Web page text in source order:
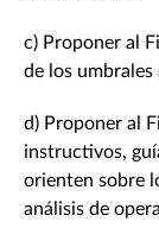
c) Proponer al
de los
d) Proponer al
instructivos,
orienten sobre
análisis de